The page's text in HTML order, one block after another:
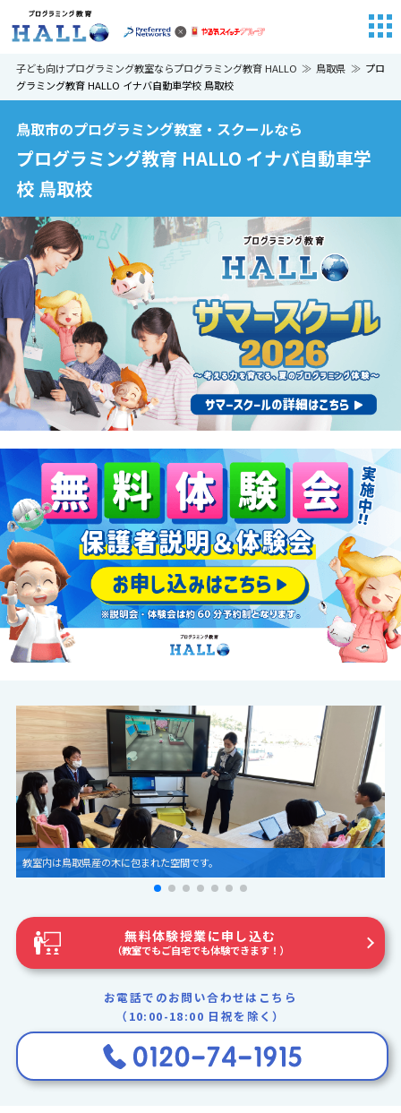
子ども向けプログラミング教室ならプログラミング教育 HALLO 鳥取県
プロ
グラミング教育 HALLO イナバ自動車学校 鳥取校
鳥取市のプログラミング教室・スクールなら
プログラミング教育 HALLO イナバ自動車学
校 鳥取校
見て、さわって、かおって、プログラミングを学ぼう！
無料体験授業に申し込む
（教室でもご自宅でも体験できます！）
お電話でのお問い合わせはこちら
（10:00-18:00 日祝を除く）